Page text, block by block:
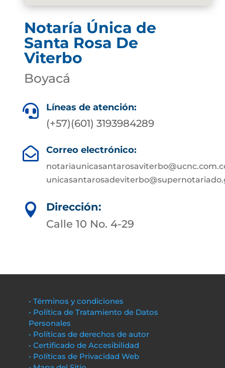
Notaría Única de
Santa Rosa De
Viterbo
Boyacá
 Líneas de atención:
(+57)(601) 3193984289
 Correo electrónico:

Dirección:
Calle 10 No. 4-29
• Términos y condiciones
• Política de Tratamiento de Datos
Personales
• Políticas de derechos de autor
• Certificado de Accesibilidad
• Políticas de Privacidad Web